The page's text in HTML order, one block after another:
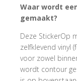
Waar wordt
gemaakt?
Deze StickerOp
zelfklevend vinyl
voor zowel
wordt contour